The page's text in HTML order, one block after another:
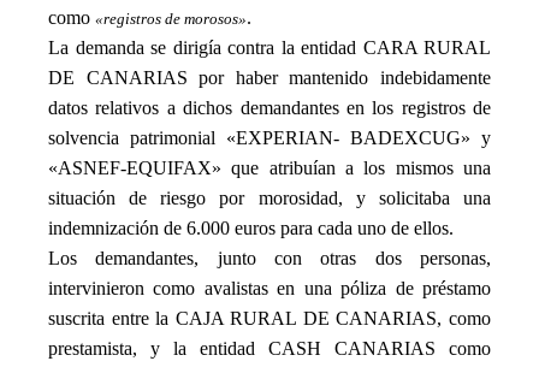
como «registros de morosos».
La demanda se dirigía contra la entidad CARA RURAL
DE CANARIAS por haber mantenido indebidamente
datos relativos a dichos demandantes en los registros de
solvencia patrimonial «EXPERIAN- BADEXCUG» y
«ASNEF-EQUIFAX» que atribuían a los mismos una
situación de riesgo por morosidad, y solicitaba una
indemnización de 6.000 euros para cada uno de ellos.
Los demandantes, junto con otras dos personas,
intervinieron como avalistas en una póliza de préstamo
suscrita entre la CAJA RURAL DE CANARIAS, como
prestamista, y la entidad CASH CANARIAS como